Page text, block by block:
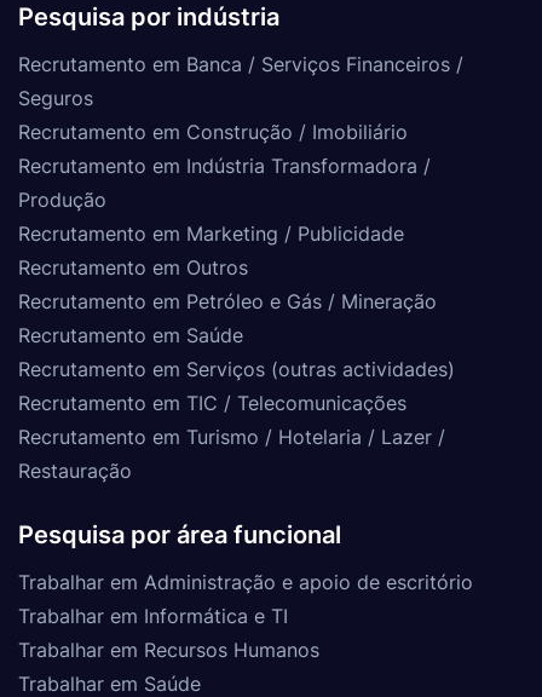
Pesquisa por indústria
Recrutamento em Banca / Serviços Financeiros /
Seguros
Recrutamento em Construção / Imobiliário
Recrutamento em Indústria Transformadora /
Produção
Recrutamento em Marketing / Publicidade
Recrutamento em Outros
Recrutamento em Petróleo e Gás / Mineração
Recrutamento em Saúde
Recrutamento em Serviços (outras actividades)
Recrutamento em TIC / Telecomunicações
Recrutamento em Turismo / Hotelaria / Lazer /
Restauração
Pesquisa por área funcional
Trabalhar em Administração e apoio de escritório
Trabalhar em Informática e TI
Trabalhar em Recursos Humanos
Trabalhar em Saúde